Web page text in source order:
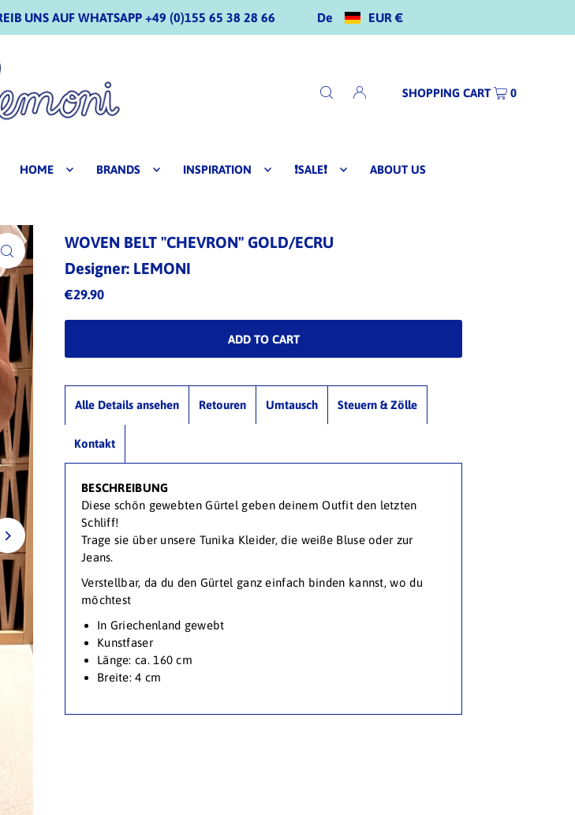
UNS AUF WHATSAPP +49 (0)155 65 38 28 66 De EUR €
HOME BRANDS INSPIRATION ❗SALE❗ ABOUT US
SHOPPING CART 0
WOVEN BELT "CHEVRON" GOLD/ECRU
Designer: LEMONI
€29.90
Alle Details ansehen Retouren Umtausch Steuern & Zölle
Kontakt
BESCHREIBUNG
Diese schön gewebten Gürtel geben deinem Outfit den letzten
Schliff!
Trage sie über unsere Tunika Kleider, die weiße Bluse oder zur
Jeans.
Verstellbar, da du den Gürtel ganz einfach binden kannst, wo du
möchtest
In Griechenland gewebt
Kunstfaser
Länge: ca. 160 cm
Breite: 4 cm